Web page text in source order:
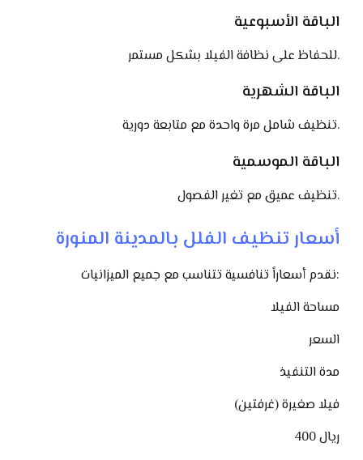
الباقة الأسبوعية
للحفاظ على نظافة الفيلا بشكل مستمر.
الباقة الشهرية
تنظيف شامل مرة واحدة مع متابعة دورية.
الباقة الموسمية
تنظيف عميق مع تغير الفصول.
أسعار تنظيف الفلل بالمدينة المنورة
نقدم أسعاراً تنافسية تتناسب مع جميع الميزانيات:
مساحة الفيلا
السعر
مدة التنفيذ
فيلا صغيرة (غرفتين)
400 ريال